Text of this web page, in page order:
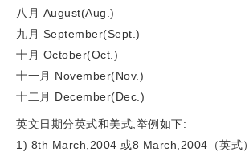
八月 August(Aug.)
九月 September(Sept.)
十月 October(Oct.)
十一月 November(Nov.)
十二月 December(Dec.)
英文日期分英式和美式,举例如下:
1) 8th March,2004 或8 March,2004（英式）